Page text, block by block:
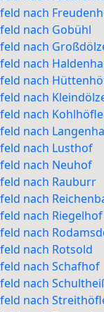
nach
nach Gobühl
nach
nach
nach
nach
nach Kohlhöfle
nach
nach Lusthof
nach Neuhof
nach Rauburr
nach
nach Riegelhof
nach
nach Rotsold
nach Schafhof
nach
nach